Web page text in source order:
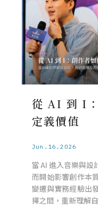
從 AI 到 I
定義價值
Jun.16.2026
當 AI 進入音樂與設
而開始影響創作本
變遷與實務經驗出
擇之間，重新理解